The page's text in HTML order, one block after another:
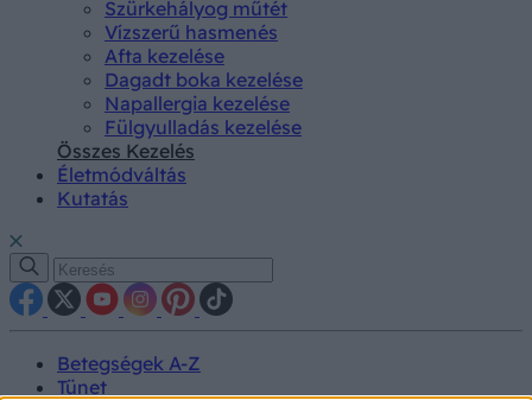
Szürkehályog műtét
Vízszerű hasmenés
Afta kezelése
Dagadt boka kezelése
Napallergia kezelése
Fülgyulladás kezelése
Összes Kezelés
Életmódváltás
Kutatás
Betegségek A-Z
Tünet